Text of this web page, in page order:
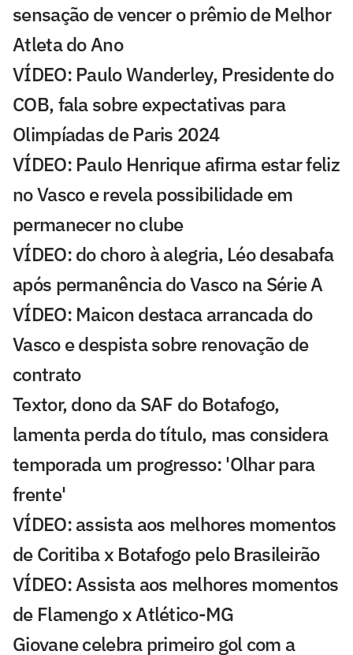
sensação de vencer o prêmio de Melhor
Atleta do Ano
VÍDEO: Paulo Wanderley, Presidente do
COB, fala sobre expectativas para
Olimpíadas de Paris 2024
VÍDEO: Paulo Henrique afirma estar feliz
no Vasco e revela possibilidade em
permanecer no clube
VÍDEO: do choro à alegria, Léo desabafa
após permanência do Vasco na Série A
VÍDEO: Maicon destaca arrancada do
Vasco e despista sobre renovação de
contrato
Textor, dono da SAF do Botafogo,
lamenta perda do título, mas considera
temporada um progresso: 'Olhar para
frente'
VÍDEO: assista aos melhores momentos
de Coritiba x Botafogo pelo Brasileirão
VÍDEO: Assista aos melhores momentos
de Flamengo x Atlético-MG
Giovane celebra primeiro gol com a